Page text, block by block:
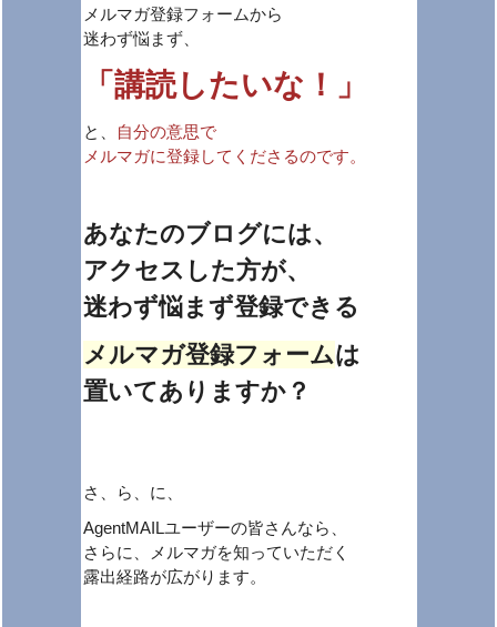
メルマガ登録フォームから
迷わず悩まず、
「講読したいな！」
と、
自分の意思で
メルマガに登録してくださるのです。
あなたのブログには、
アクセスした方が、
迷わず悩まず登録できる
メルマガ登録フォームは
置いてありますか？
さ、ら、に、
AgentMAILユーザーの皆さんなら、
さらに、メルマガを知っていただく
露出経路が広がります。